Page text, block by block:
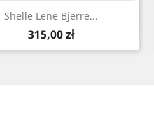
Shelle Lene Bjerre...
Cena
315,00 zł
Szybki podgląd